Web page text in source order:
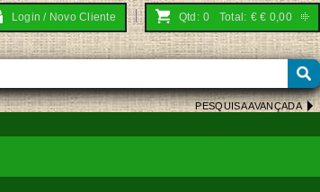
Login / Novo Cliente Qtd: 0 Total: €€ 0,00
PESQUISA AVANÇADA